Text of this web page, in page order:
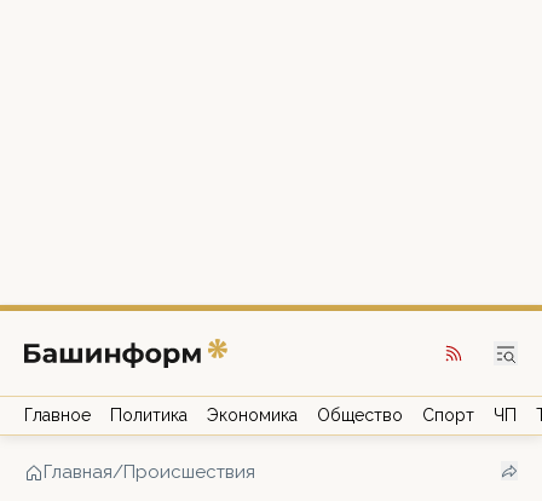
Главное Политика Экономика Общество Спорт ЧП
Главная/Происшествия